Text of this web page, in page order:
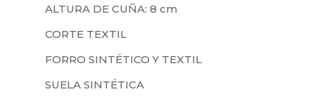
ALTURA DE CUÑA: 8 cm
CORTE TEXTIL
FORRO SINTÉTICO Y TEXTIL
SUELA SINTÉTICA